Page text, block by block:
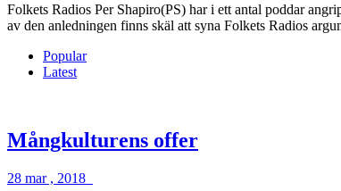
Folkets Radios Per Shapiro(PS) har i ett antal poddar
av den anledningen finns skäl att syna Folkets Radios
Popular
Latest
Mångkulturens offer
28 mar , 2018